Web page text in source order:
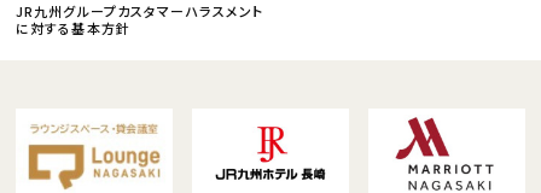
JR九州グループカスタマーハラスメント
に対する基本方針